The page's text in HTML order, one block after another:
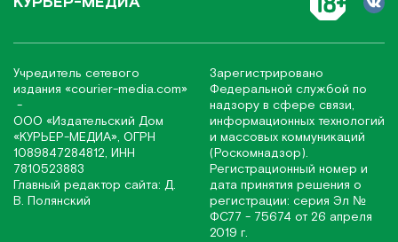
Учредитель сетевого
издания «соurier-media.com»
-
ООО «Издательский Дом
«КУРЬЕР-МЕДИА», ОГРН
1089847284812, ИНН
7810523883
Главный редактор сайта: Д.
В. Полянский
Зарегистрировано
Федеральной службой по
надзору в сфере связи,
информационных технологий
и массовых коммуникаций
(Роскомнадзор).
Регистрационный номер и
дата принятия решения о
регистрации: серия Эл №
ФС77 - 75674 от 26 апреля
2019 г.